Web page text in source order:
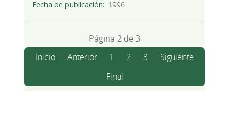
Fecha de publicación
1996
Página 2 de 3
Inicio
Anterior 1 2 3
Siguiente
Final